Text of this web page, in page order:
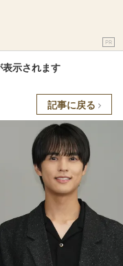
PR
示されます
記事に戻る